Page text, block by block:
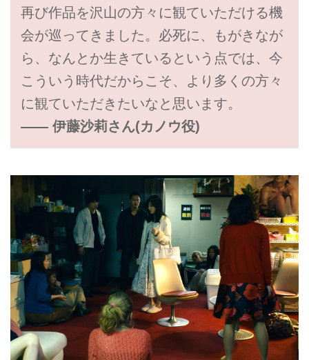
再び作品を沢山の方々に観ていただける機
会が巡ってきました。必死に、もがきなが
ら、なんとか生きているという点では、今
こういう時代だからこそ、より多くの方々
に観ていただきたいなと思います。
―― 伊藤沙莉さん(カノウ役)